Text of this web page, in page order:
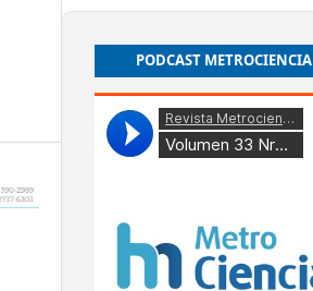
PODCAST METROCIENCIA